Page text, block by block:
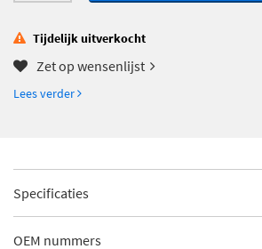
Tijdelijk uitverkocht
Zet op wensenlijst
Lees verder
Specificaties
Fabrikantcode
OEM nummers